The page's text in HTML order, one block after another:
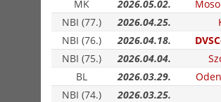
MK 2026.05.02.
NBI (77.)
2026.04.25.
NBI (76.)
2026.04.18.
NBI (75.)
2026.04.04.
BL
2026.03.29.
NBI (74.)
2026.03.25.